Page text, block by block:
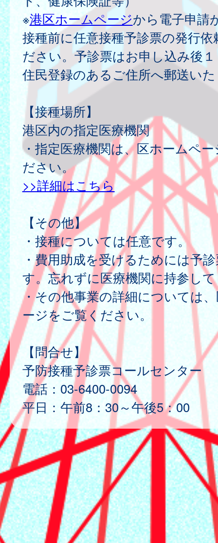
※港区ホームページから電子申請
接種前に任意接種予診票の発行
ださい。予診票はお申し込み後
住民登録のあるご住所へ郵送い
【接種場所】
港区内の指定医療機関
・指定医療機関は、区ホームペ
ださい。
>>詳細はこちら
【その他】
・接種については任意です。
・費用助成を受けるためには予
す。忘れずに医療機関に持参し
・その他事業の詳細については
ージをご覧ください。
【問合せ】
予防接種予診票コールセンター
電話：03-6400-0094
平日：午前8：30～午後5：00